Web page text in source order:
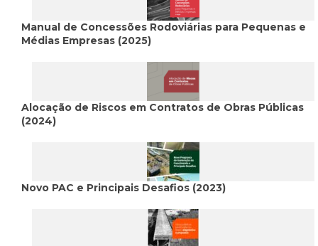
Manual de Concessões Rodoviárias para Pequenas e
Médias Empresas (2025)
Alocação de Riscos em Contratos de Obras Públicas
(2024)
Novo PAC e Principais Desafios (2023)